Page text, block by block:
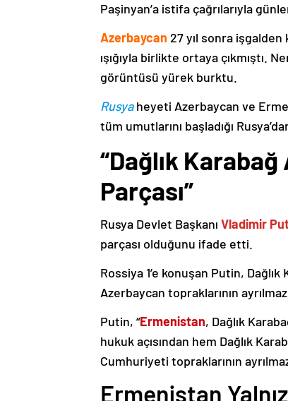
Paşinyan’a istifa çağrılarıyla
Azerbaycan 27 yıl sonra
ışığıyla birlikte ortaya çıkmıştı.
görüntüsü yürek burktu.
Rusyaheyeti Azerbaycan ve
tüm umutlarını başladığı
“Dağlık Karabağ
Parçası”
Rusya Devlet Başkanı Vladimir
parçası olduğunu ifade etti.
Rossiya 1’e konuşan Putin,
Azerbaycan topraklarının
Putin, “Ermenistan, Dağlık
hukuk açısından hem Dağlık
Cumhuriyeti topraklarının
Ermenistan